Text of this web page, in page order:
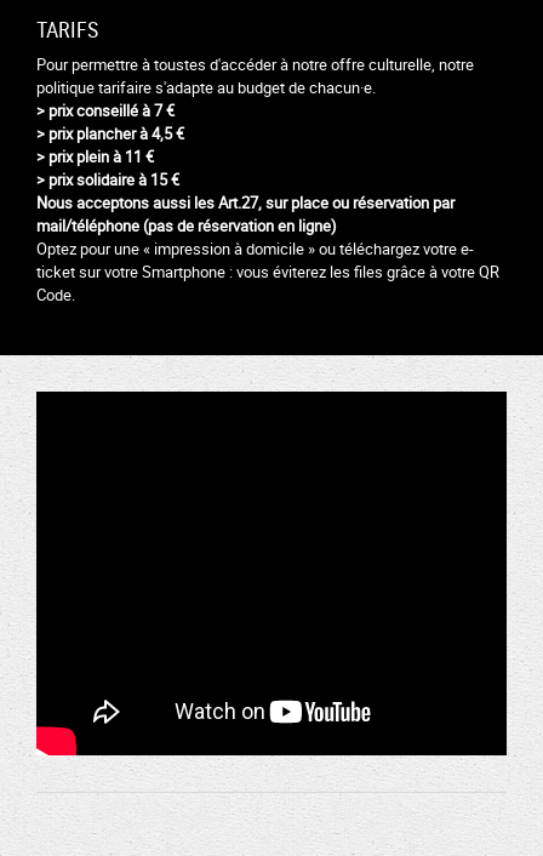
TARIFS
Pour permettre à toustes d'accéder à notre offre culturelle, notre
politique tarifaire s'adapte au budget de chacun·e.
> prix conseillé à 7 €
> prix plancher à 4,5 €
> prix plein à 11 €
> prix solidaire à 15 €
Nous acceptons aussi les Art.27,sur place ou réservation par
mail/téléphone (pas de réservation en ligne)
Optez pour une « impression à domicile » ou téléchargez votre e-
ticket sur votre Smartphone : vous éviterez les files grâce à votre QR
Code.